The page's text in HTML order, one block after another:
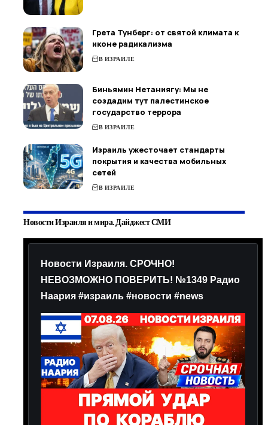
Грета Тунберг: от святой климата к
иконе радикализма
В ИЗРАИЛЕ
Биньямин Нетаниягу: Мы не
создадим тут палестинское
государство террора
В ИЗРАИЛЕ
Израиль ужесточает стандарты
покрытия и качества мобильных
сетей
В ИЗРАИЛЕ
Новости Израиля и мира. Дайджест СМИ